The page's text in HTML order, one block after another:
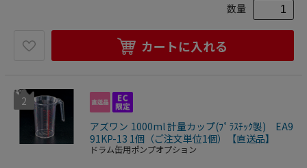
数量
カートに入れる
2
アズワン 1000ml 計量カップ(ﾌﾟﾗｽﾁｯｸ製) EA9
91KP-13 1個（ご注文単位1個）【直送品】
ドラム缶用ポンプオプション